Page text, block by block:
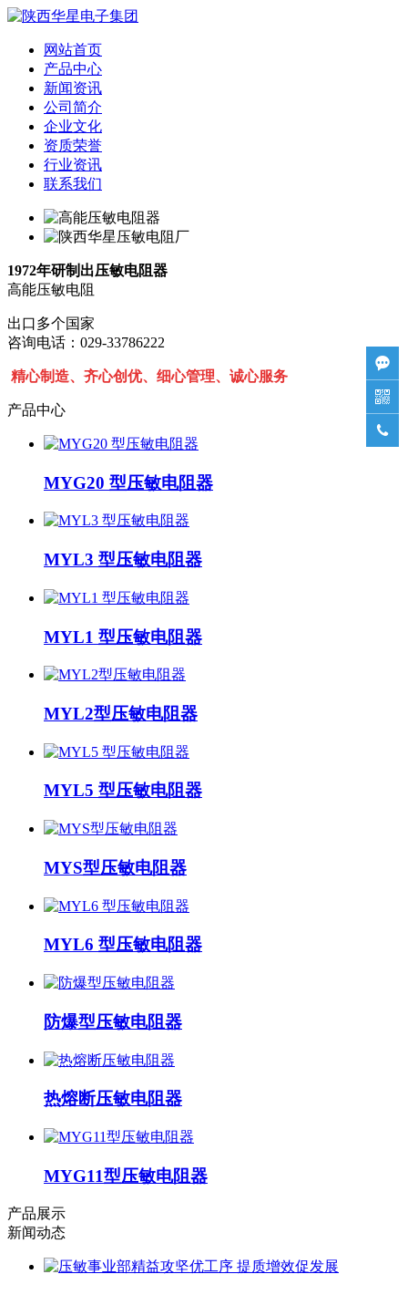
网站首页
产品中心
新闻资讯
公司简介
企业文化
资质荣誉
行业资讯
联系我们
1972年研制出压敏电阻器
高能压敏电阻
出口多个国家
咨询电话：029-33786222
精心制造、齐心创优、细心管理、诚心服务
产品中心
MYG20 型压敏电阻器
MYL3 型压敏电阻器
MYL1 型压敏电阻器
MYL2型压敏电阻器
MYL5 型压敏电阻器
MYS型压敏电阻器
MYL6 型压敏电阻器
防爆型压敏电阻器
热熔断压敏电阻器
MYG11型压敏电阻器
产品展示
新闻动态


